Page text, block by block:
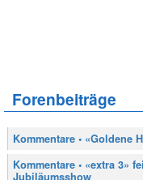
Forenbeiträge
Kommentare • «Goldene
Kommentare • «extra 3»